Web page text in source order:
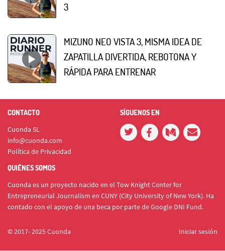
3
MIZUNO NEO VISTA 3, MISMA IDEA DE
ZAPATILLA DIVERTIDA, REBOTONA Y
RÁPIDA PARA ENTRENAR
CONTACTO
Cuonda SL
info@cuonda.com
Política de Privacidad
SÍGUENOS EN
QUIÉNES SOMOS
Cuonda es un proyecto nacido en el Tow Knight Center for
Entrepreneurial Journalism en CUNY (City University of New York). Ha
contado con el apoyo de una beca por parte de Google DNI Fund.
© 2017- 2025 Cuonda Iniciar sesión